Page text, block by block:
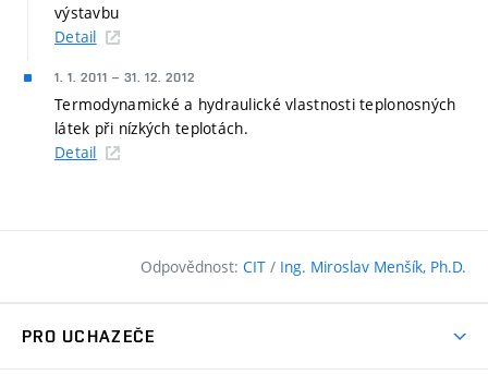
výstavbu
Detail
1. 1. 2011 – 31. 12. 2012
Termodynamické a hydraulické vlastnosti teplonosných
látek při nízkých teplotách.
Detail
Odpovědnost: CIT / Ing. Miroslav Menšík, Ph.D.
PRO UCHAZEČE